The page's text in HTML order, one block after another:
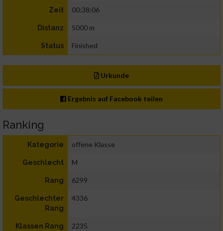
Zeit 00:38:06
Distanz 5000 m
Status Finished
Urkunde
Ergebnis auf Facebook teilen
Ranking
Kategorie offene Klasse
Geschlecht M
Rang 6299
Geschlechter
Rang
4336
Klassen Rang 2235